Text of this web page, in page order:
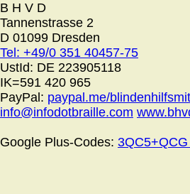
B H V D
Tannenstrasse 2
D 01099 Dresden
Tel: +49/0 351 40457-75
UstId: DE 223905118
IK=591 420 965
PayPal: paypal.me/
info@infodotbraille.com
Google Plus-Codes: